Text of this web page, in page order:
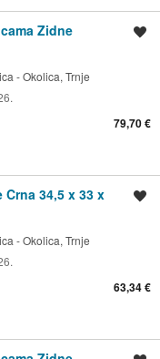
Zidne
- Okolica, Trnje
79,70 €
34,5 x 33 x
- Okolica, Trnje
63,34 €